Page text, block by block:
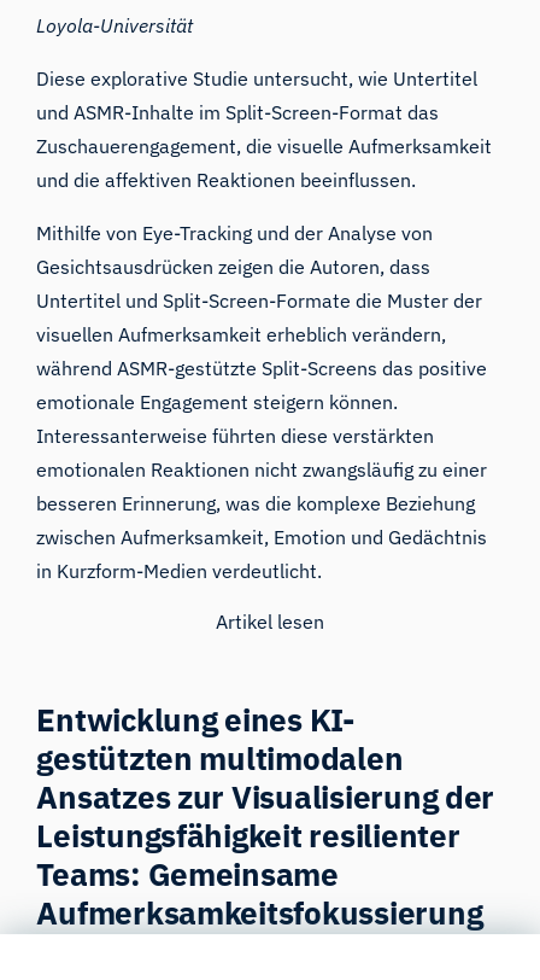
Loyola-Universität
Diese explorative Studie untersucht, wie Untertitel
und ASMR-Inhalte im Split-Screen-Format das
Zuschauerengagement, die visuelle Aufmerksamkeit
und die affektiven Reaktionen beeinflussen.
Mithilfe von Eye-Tracking und der Analyse von
Gesichtsausdrücken zeigen die Autoren, dass
Untertitel und Split-Screen-Formate die Muster der
visuellen Aufmerksamkeit erheblich verändern,
während ASMR-gestützte Split-Screens das positive
emotionale Engagement steigern können.
Interessanterweise führten diese verstärkten
emotionalen Reaktionen nicht zwangsläufig zu einer
besseren Erinnerung, was die komplexe Beziehung
zwischen Aufmerksamkeit, Emotion und Gedächtnis
in Kurzform-Medien verdeutlicht.
Artikel lesen
Entwicklung eines KI-
gestützten multimodalen
Ansatzes zur Visualisierung der
Leistungsfähigkeit resilienter
Teams: Gemeinsame
Aufmerksamkeitsfokussierung